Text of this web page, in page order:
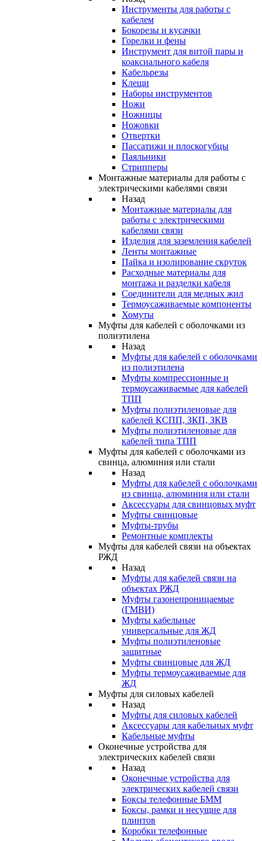
Инструменты для работы с
кабелем
Бокорезы и кусачки
Горелки и фены
Инструмент для витой пары и
коаксиального кабеля
Кабельрезы
Клещи
Наборы инструментов
Ножи
Ножницы
Ножовки
Отвертки
Пассатижи и плоскогубцы
Паяльники
Стрипперы
Монтажные материалы для работы с
электрическими кабелями связи
Назад
Монтажные материалы для
работы с электрическими
кабелями связи
Изделия для заземления кабелей
Ленты монтажные
Пайка и изолирование скруток
Расходные материалы для
монтажа и разделки кабеля
Соединители для медных жил
Термоусаживаемые компоненты
Хомуты
Муфты для кабелей с оболочками из
полиэтилена
Назад
Муфты для кабелей с оболочками
из полиэтилена
Муфты компрессионные и
термоусаживаемые для кабелей
ТПП
Муфты полиэтиленовые для
кабелей КСПП, ЗКП, ЗКВ
Муфты полиэтиленовые для
кабелей типа ТПП
Муфты для кабелей с оболочками из
свинца, алюминия или стали
Назад
Муфты для кабелей с оболочками
из свинца, алюминия или стали
Аксессуары для свинцовых муфт
Муфты свинцовые
Муфты-трубы
Ремонтные комплекты
Муфты для кабелей связи на объектах
РЖД
Назад
Муфты для кабелей связи на
объектах РЖД
Муфты газонепроницаемые
(ГМВИ)
Муфты кабельные
универсальные для ЖД
Муфты полиэтиленовые
защитные
Муфты свинцовые для ЖД
Муфты термоусаживаемые для
ЖД
Муфты для силовых кабелей
Назад
Муфты для силовых кабелей
Аксессуары для кабельных муфт
Кабельные муфты
Оконечные устройства для
электрических кабелей связи
Назад
Оконечные устройства для
электрических кабелей связи
Боксы телефонные БММ
Боксы, рамки и несущие для
плинтов
Коробки телефонные